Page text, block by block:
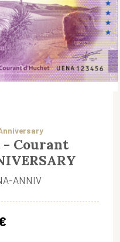
- Courant
ANNIV